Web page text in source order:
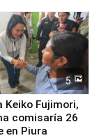
5
comisaría 26
en Piura